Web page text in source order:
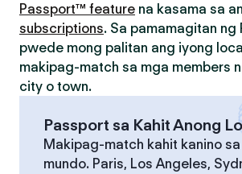
Passport™ feature na kasama sa
subscriptions. Sa pamamagitan ng
pwede mong palitan ang iyong
makipag-match sa mga members
city o town.
Passport sa Kahit Anong
Makipag-match kahit kanino
mundo. Paris, Los Angeles,